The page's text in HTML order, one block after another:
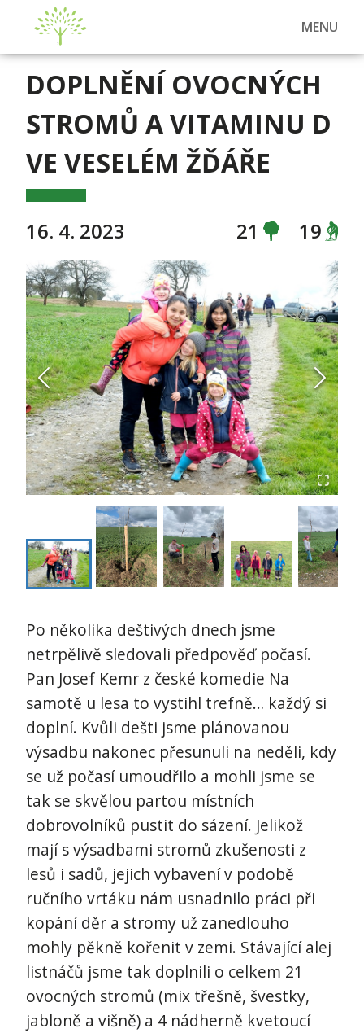
MENU
DOPLNĚNÍ OVOCNÝCH
STROMŮ A VITAMINU D
VE VESELÉM ŽĎÁŘE
16. 4. 2023 21 19
Po několika deštivých dnech jsme
netrpělivě sledovali předpověď počasí.
Pan Josef Kemr z české komedie Na
samotě u lesa to vystihl trefně… každý si
doplní. Kvůli dešti jsme plánovanou
výsadbu nakonec přesunuli na neděli, kdy
se už počasí umoudřilo a mohli jsme se
tak se skvělou partou místních
dobrovolníků pustit do sázení. Jelikož
mají s výsadbami stromů zkušenosti z
lesů i sadů, jejich vybavení v podobě
ručního vrtáku nám usnadnilo práci při
kopání děr a stromy už zanedlouho
mohly pěkně kořenit v zemi. Stávající alej
listnáčů jsme tak doplnili o celkem 21
ovocných stromů (mix třešně, švestky,
jabloně a višně) a 4 nádherně kvetoucí